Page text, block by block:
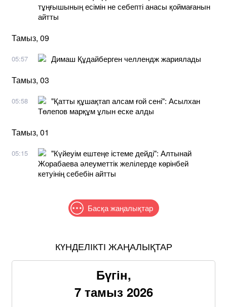
тұңғышының есімін не себепті анасы қоймағанын
айтты
Тамыз, 09
05:57 Димаш Құдайберген челлендж жариялады
Тамыз, 03
05:58
"Қатты құшақтап алсам ғой сені": Асылхан
Төлепов марқұм ұлын еске алды
Тамыз, 01
05:15
"Күйеуім ештеңе істеме дейді": Алтынай
Жорабаева әлеуметтік желілерде көрінбей
кетуінің себебін айтты
Басқа жаңалықтар
КҮНДЕЛІКТІ ЖАҢАЛЫҚТАР
Бүгін,
7 тамыз 2026